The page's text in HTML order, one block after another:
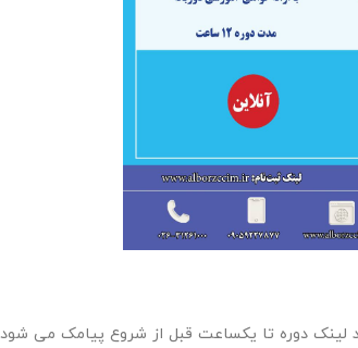
لینک دوره تا یکساعت قبل از شروع پیامک می شود